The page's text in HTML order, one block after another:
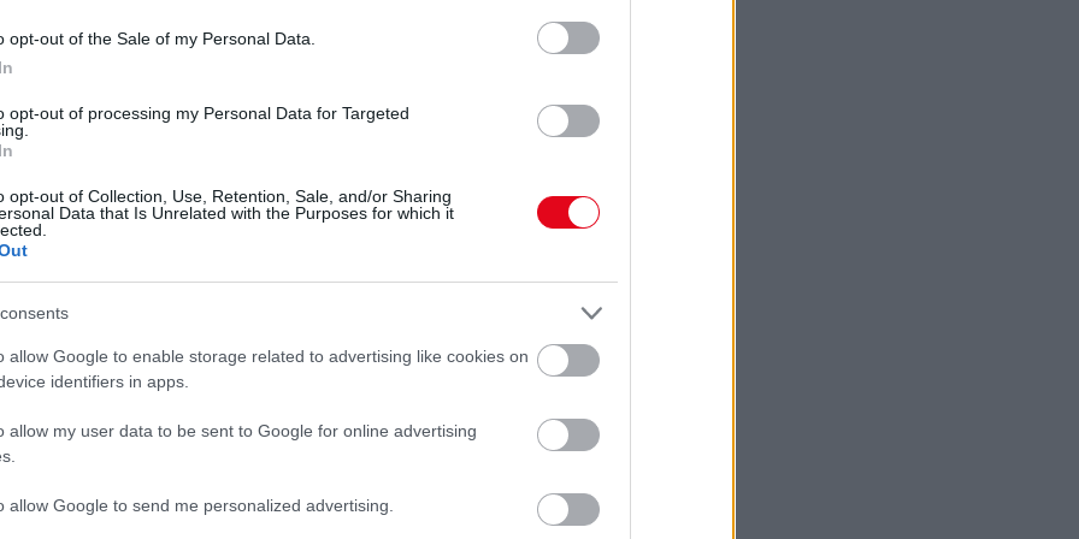
opt-out of the Sale of my Personal Data.
opt-out of processing my Personal Data for Targeted
opt-out of Collection, Use, Retention, Sale, and/or Sharing
Data that Is Unrelated with the Purposes for which it
allow Google to enable storage related to advertising like cookies on
identifiers in apps.
allow my user data to be sent to Google for online advertising
allow Google to send me personalized advertising.
térségében és a Tiszántúlon hajnaltól a
lepel-1 cm, de lokálisan ennél nagyobb (~1-2 cm)